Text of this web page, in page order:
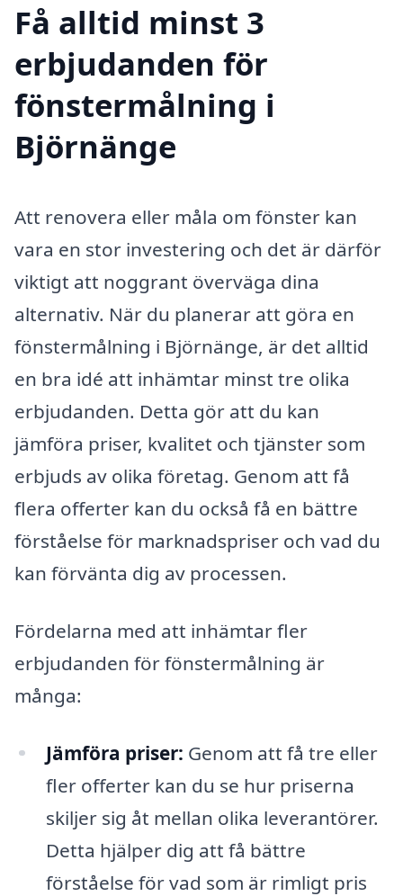
Få alltid minst 3
erbjudanden för
fönstermålning i
Björnänge
Att renovera eller måla om fönster kan
vara en stor investering och det är därför
viktigt att noggrant överväga dina
alternativ. När du planerar att göra en
fönstermålning i Björnänge, är det alltid
en bra idé att inhämtar minst tre olika
erbjudanden. Detta gör att du kan
jämföra priser, kvalitet och tjänster som
erbjuds av olika företag. Genom att få
flera offerter kan du också få en bättre
förståelse för marknadspriser och vad du
kan förvänta dig av processen.
Fördelarna med att inhämtar fler
erbjudanden för fönstermålning är
många:
Jämföra priser: Genom att få tre eller
fler offerter kan du se hur priserna
skiljer sig åt mellan olika leverantörer.
Detta hjälper dig att få bättre
förståelse för vad som är rimligt pris